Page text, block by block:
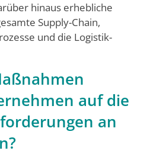
hinaus erhebliche
Supply-Chain,
und die Logistik-
auf die
an